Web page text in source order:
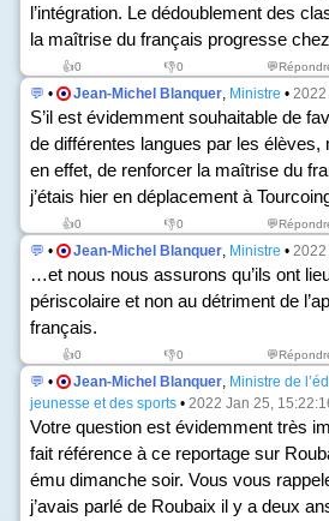
l’intégration. Le dédoublement des
la maîtrise du français progresse
👍0 👎0
💬 • Jean-Michel Blanquer, Ministre • 2022
S’il est évidemment souhaitable de
de différentes langues par les élèves,
en effet, de renforcer la maîtrise du
j’étais hier en déplacement à
👍0 👎0
💬 • Jean-Michel Blanquer, Ministre • 2022
…et nous nous assurons qu’ils ont
périscolaire et non au détriment de
français.
👍0 👎0
💬 • Jean-Michel Blanquer, Ministre de
jeunesse et des sports • 2022 Jan 25,
Votre question est évidemment très
fait référence à ce reportage sur
ému dimanche soir. Vous vous
j’avais parlé de Roubaix il y a deux